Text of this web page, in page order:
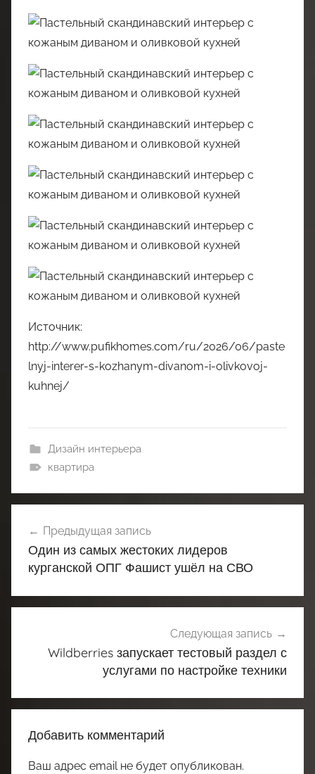
Источник:
http://www.pufikhomes.com/ru/2026/06/paste
lnyj-interer-s-kozhanym-divanom-i-olivkovoj-
kuhnej/
Дизайн интерьера
квартира
по
записям
Предыдущая запись
Один из самых жестоких лидеров
курганской ОПГ Фашист ушёл на СВО
Следующая запись
Wildberries запускает тестовый раздел с
услугами по настройке техники
Добавить комментарий
Ваш адрес email не будет опубликован.